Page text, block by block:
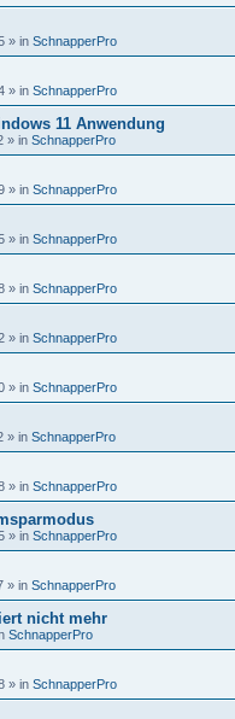
» in SchnapperPro
» in SchnapperPro
11 Anwendung
» in SchnapperPro
» in SchnapperPro
» in SchnapperPro
» in SchnapperPro
» in SchnapperPro
» in SchnapperPro
» in SchnapperPro
» in SchnapperPro
» in SchnapperPro
» in SchnapperPro
nicht mehr
SchnapperPro
» in SchnapperPro